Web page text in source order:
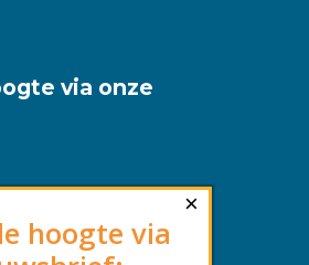
via onze
×
hoogte via